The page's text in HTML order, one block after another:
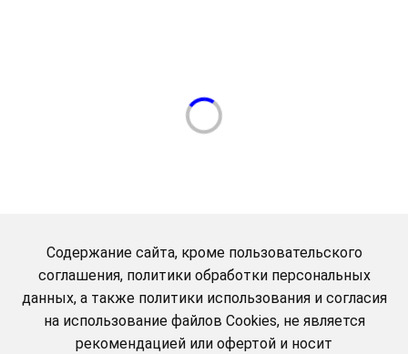
Содержание сайта, кроме пользовательского
соглашения, политики обработки персональных
данных, а также политики использования и согласия
на использование файлов Cookies, не является
рекомендацией или офертой и носит